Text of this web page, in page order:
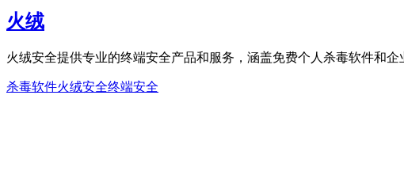
火绒
火绒安全提供专业的终端安全产品和服务，涵盖免费个人杀毒软件和企
杀毒软件火绒安全终端安全